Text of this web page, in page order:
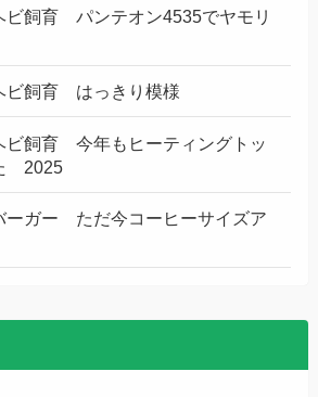
飼育 パンテオン4535でヤモリ
飼育 はっきり模様
飼育 今年もヒーティングトッ
2025
ーガー ただ今コーヒーサイズア